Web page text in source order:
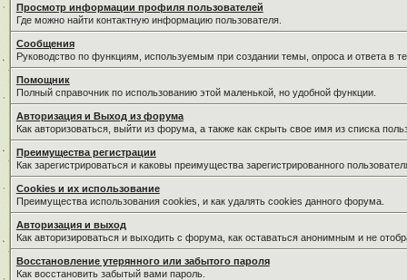
Просмотр информации профиля пользователей
Где можно найти контактную информацию пользователя.
Сообщения
Руководство по функциям, используемым при создании темы, опроса и ответа в
Помощник
Полный справочник по использованию этой маленькой, но удобной функции.
Авторизация и Выход из форума
Как авторизоваться, выйти из форума, а также как скрыть свое имя из списка
Преимущества регистрации
Как зарегистрироваться и каковы преимущества зарегистрированного
Cookies и их использование
Преимущества использования cookies, и как удалять cookies данного форума.
Авторизация и выход
Как авторизироваться и выходить с форума, как оставаться анонимным и не
Восстановление утерянного или забытого пароля
Как восстановить забытый вами пароль.